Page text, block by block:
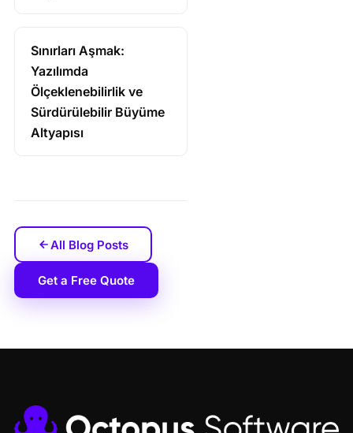
Sınırları Aşmak:
Yazılımda
Ölçeklenebilirlik ve
Sürdürülebilir Büyüme
Altyapısı
All Blog Posts
Get a Free Quote